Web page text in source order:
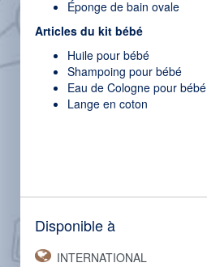
Éponge de bain ovale
Articles du kit bébé
Huile pour bébé
Shampoing pour bébé
Eau de Cologne pour bébé
Lange en coton
Disponible à
INTERNATIONAL